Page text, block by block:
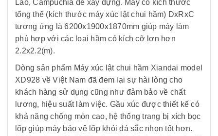
Lào, Campuchia để xây dựng. Máy có kích thước
tổng thể (kích thước máy xúc lật chui hầm) DxRxC
tương ứng là 6200x1900x1870mm giúp máy làm
phù hợp với các loại hầm có kích cỡ lơn hơn
2.2x2.2(m).
Dòng sản phẩm Máy xúc lật chui hầm Xiandai model
XD928 về Việt Nam đã đem lại sự hài lòng cho
khách hàng sử dụng cũng như đảm bảo về chất
lương, hiệu suất làm việc. Gầu xúc được thiết kế có
khả năng chống mòn cao, hệ thống trang bị xích bọc
lốp giúp máy bảo vệ lốp khỏi đá sắc nhọn tốt hơn.